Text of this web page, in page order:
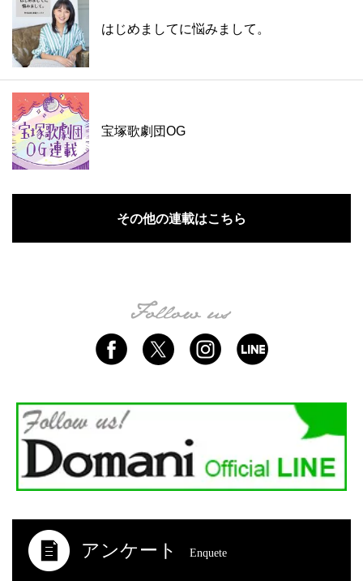
はじめましてに悩みまして。
宝塚歌劇団OG
その他の連載はこちら
アンケート Enquete